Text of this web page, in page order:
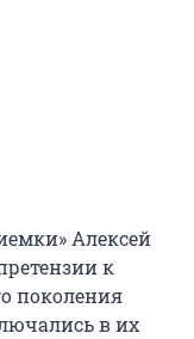
Алексей
к
поколения
в их